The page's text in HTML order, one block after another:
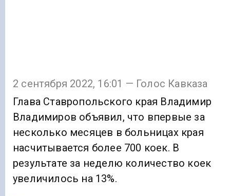
2 сентября 2022, 16:01 — Голос Кавказа
Глава Ставропольского края Владимир
Владимиров объявил, что впервые за
несколько месяцев в больницах края
насчитывается более 700 коек. В
результате за неделю количество коек
увеличилось на 13%.